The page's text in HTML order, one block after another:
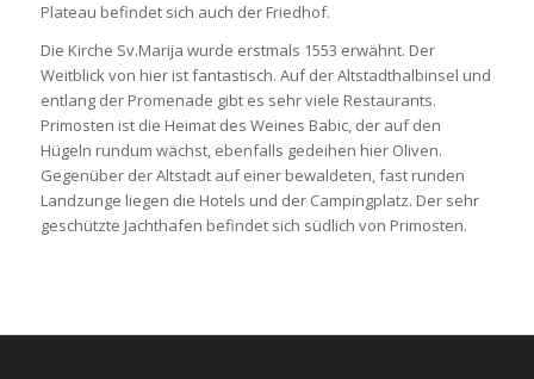
Plateau befindet sich auch der Friedhof.
Die Kirche Sv.Marija wurde erstmals 1553 erwähnt. Der
Weitblick von hier ist fantastisch. Auf der Altstadthalbinsel und
entlang der Promenade gibt es sehr viele Restaurants.
Primosten ist die Heimat des Weines Babic, der auf den
Hügeln rundum wächst, ebenfalls gedeihen hier Oliven.
Gegenüber der Altstadt auf einer bewaldeten, fast runden
Landzunge liegen die Hotels und der Campingplatz. Der sehr
geschützte Jachthafen befindet sich südlich von Primosten.